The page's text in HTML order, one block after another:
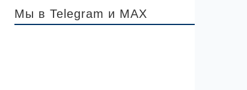
Мы в Telegram и MAX